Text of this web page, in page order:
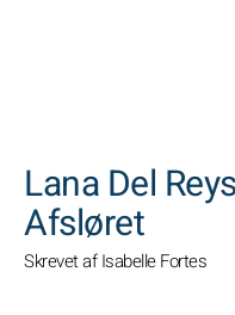
Lana Del
Afsløret
Skrevet af Isabelle Fortes